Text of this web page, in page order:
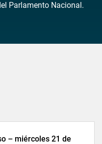
Parlamento Nacional.
– miércoles 21 de